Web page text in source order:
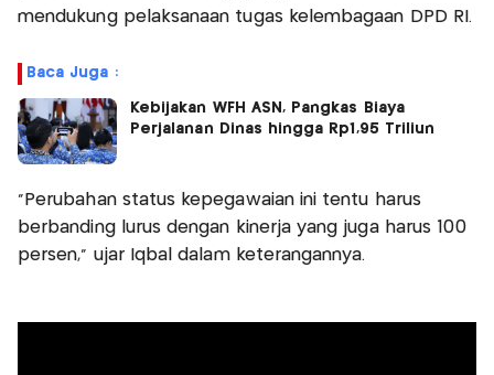
mendukung pelaksanaan tugas kelembagaan DPD RI.
Baca Juga :
Kebijakan WFH ASN, Pangkas Biaya
Perjalanan Dinas hingga Rp1,95 Triliun
"Perubahan status kepegawaian ini tentu harus
berbanding lurus dengan kinerja yang juga harus 100
persen," ujar Iqbal dalam keterangannya.